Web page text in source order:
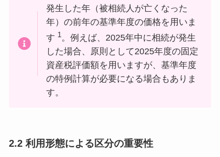
発生した年（被相続人が亡くなった
年）の前年の基準年度の価格を用いま
す 1。例えば、2025年中に相続が発生
した場合、原則として2025年度の固定
資産税評価額を用いますが、基準年度
の特例計算が必要になる場合もありま
す。
2.2 利用形態による区分の重要性